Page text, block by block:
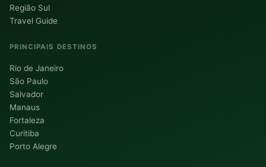
Região Sul
Travel Guide
PRINCIPAIS DESTINOS
Rio de Janeiro
São Paulo
Salvador
Manaus
Fortaleza
Curitiba
Porto Alegre